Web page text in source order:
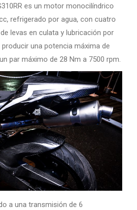
es un motor monocilíndrico
refrigerado por agua, con cuatro
levas en culata y lubricación por
una potencia máxima de
par máximo de 28 Nm a 7500 rpm.
a una transmisión de 6